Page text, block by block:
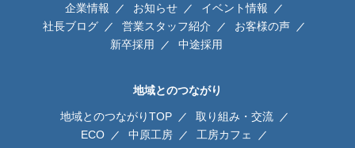
企業情報 お知らせ
イベント情報
社長ブログ
営業スタッフ紹介
お客様の声
新卒採用
中途採用
地域とのつながり
地域とのつながりTOP
取り組み・交流
ECO
中原工房
工房カフェ